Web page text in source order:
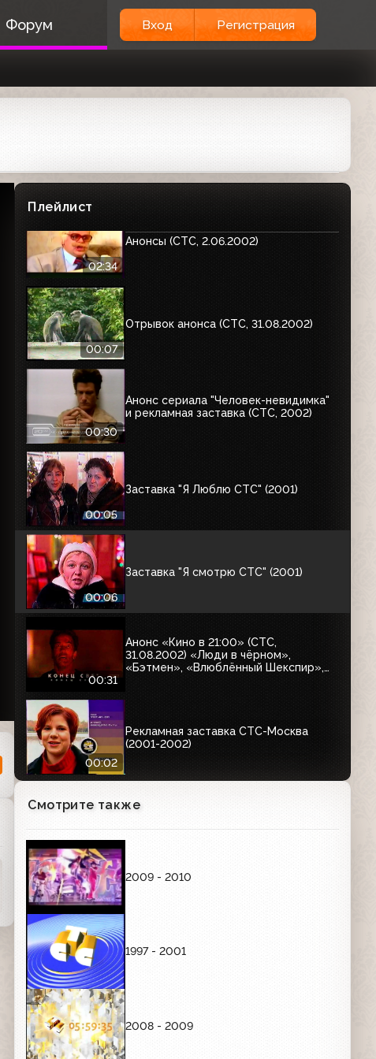
Форум Вход Регистрация
Плейлист
00:30
02:10
02:34
Анонсы (СТС, 2.06.2002)
00:07
Отрывок анонса (СТС, 31.08.2002)
00:30
Анонс сериала "Человек-невидимка"
и рекламная заставка (СТС, 2002)
00:05
Заставка "Я Люблю СТС" (2001)
00:06
Заставка "Я смотрю СТС" (2001)
00:31
Анонс «Кино в 21:00» (СТС,
31.08.2002) «Люди в чёрном»,
«Бэтмен», «Влюблённый Шекспир»,
00:02
Рекламная заставка СТС-Москва
(2001-2002)
Смотрите также
2009 - 2010
1997 - 2001
2008 - 2009